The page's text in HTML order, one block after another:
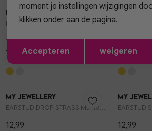
My Jewellery
Earstud heart strass arrow MJ14860
12,99
My
12,99
1 /2
My Jewellery
12,99
1 /2
My
12,99
moment je instellingen wijzigingen
klikken onder aan de pagina.
Accepteren weigeren